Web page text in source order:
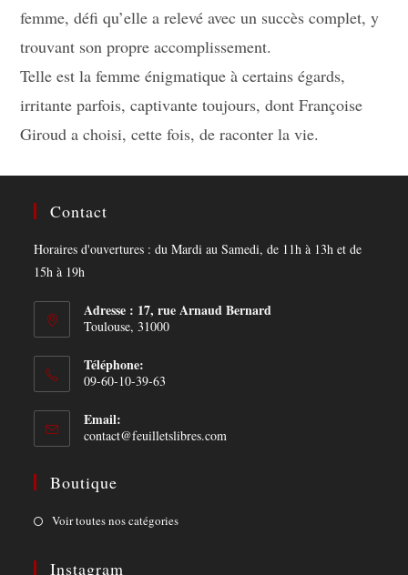
femme, défi qu’elle a relevé avec un succès complet, y
trouvant son propre accomplissement.
Telle est la femme énigmatique à certains égards,
irritante parfois, captivante toujours, dont Françoise
Giroud a choisi, cette fois, de raconter la vie.
Contact
Horaires d'ouvertures : du Mardi au Samedi, de 11h à 13h et de
15h à 19h
Adresse : 17, rue Arnaud Bernard
Toulouse, 31000
Téléphone:
09-60-10-39-63
Email:
contact@feuilletslibres.com
Boutique
Voir toutes nos catégoriesOpens
Instagram